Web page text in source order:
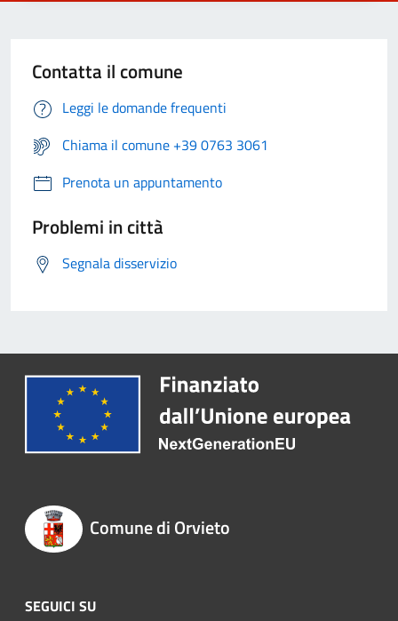
Contatta il comune
Leggi le domande frequenti
Chiama il comune +39 0763 3061
Prenota un appuntamento
Problemi in città
Segnala disservizio
Comune di Orvieto
SEGUICI SU